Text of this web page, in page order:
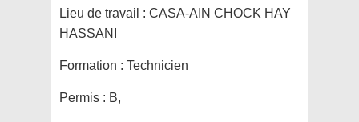
Lieu de travail : CASA-AIN CHOCK HAY
HASSANI
Formation : Technicien
Permis : B,